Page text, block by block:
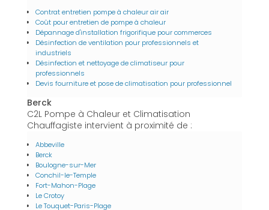
Contrat entretien pompe à chaleur air air
Coût pour entretien de pompe à chaleur
Dépannage d'installation frigorifique pour commerces
Désinfection de ventilation pour professionnels et
industriels
Désinfection et nettoyage de climatiseur pour
professionnels
Devis fourniture et pose de climatisation pour professionnel
Berck
C2L Pompe à Chaleur et Climatisation
Chauffagiste intervient à proximité de :
Abbeville
Berck
Boulogne-sur-Mer
Conchil-le-Temple
Fort-Mahon-Plage
Le Crotoy
Le Touquet-Paris-Plage